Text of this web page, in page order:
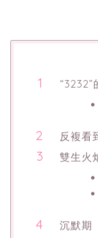
“3232”
反複看
雙生火
沉默期